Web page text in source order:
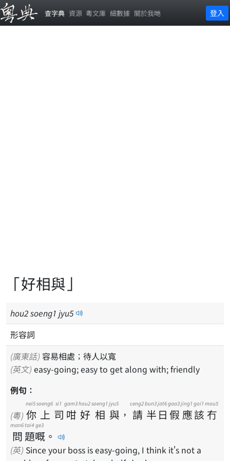
查字典 資源 粵文庫 細數據 關於我哋 登入
「好相與」
hou2soeng1 jyu5
形容詞
(廣東話) 容易相處；待人以寬
(英文) easy-going; easy to get along with; friendly
例句：
(粵) 你
nei5
上
soeng6
司
si1
咁
gam3
好
hou2
相
soeng1
與
jyu5
， 請
ceng2
半
bun3
日
jat6
假
gaa3
應
jing1
該
goi1
冇
mou5
問
man6
題
tai4
嘅
ge3
。
(英) Since your boss is easy-going, I think it's not a